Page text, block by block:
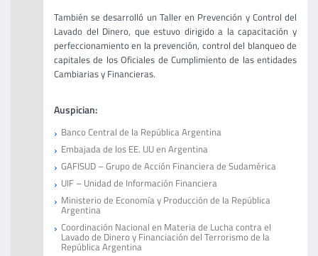
También se desarrolló un Taller en Prevención y Control del
Lavado del Dinero, que estuvo dirigido a la capacitación y
perfeccionamiento en la prevención, control del blanqueo de
capitales de los Oficiales de Cumplimiento de las entidades
Cambiarias y Financieras.
Auspician:
Banco Central de la República Argentina
Embajada de los EE. UU en Argentina
GAFISUD – Grupo de Acción Financiera de Sudamérica
UIF – Unidad de Información Financiera
Ministerio de Economía y Producción de la República
Argentina
Coordinación Nacional en Materia de Lucha contra el
Lavado de Dinero y Financiación del Terrorismo de la
República Argentina